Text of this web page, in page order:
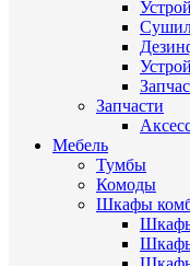
Запчасти
Мебель
Тумбы
Комоды
Шкафы